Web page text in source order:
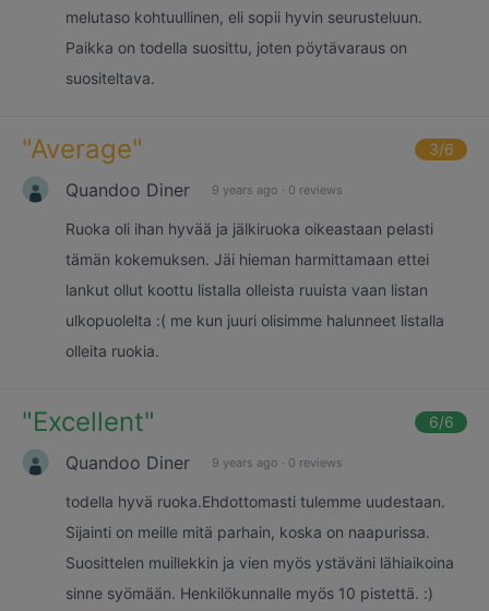
melutaso kohtuullinen, eli sopii hyvin seurusteluun.
Paikka on todella suosittu, joten pöytävaraus on
suositeltava.
"Average" 3/6
Quandoo Diner 9 years ago · 0 reviews
Ruoka oli ihan hyvää ja jälkiruoka oikeastaan pelasti
tämän kokemuksen. Jäi hieman harmittamaan ettei
lankut ollut koottu listalla olleista ruuista vaan listan
ulkopuolelta :( me kun juuri olisimme halunneet listalla
olleita ruokia.
"Excellent" 6/6
Quandoo Diner 9 years ago · 0 reviews
todella hyvä ruoka.Ehdottomasti tulemme uudestaan.
Sijainti on meille mitä parhain, koska on naapurissa.
Suosittelen muillekkin ja vien myös ystäväni lähiaikoina
sinne syömään. Henkilökunnalle myös 10 pistettä. :)